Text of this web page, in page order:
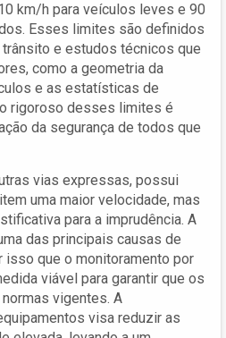
km/h para veículos leves e 90
Esses limites são definidos
e estudos técnicos que
como a geometria da
e as estatísticas de
rigoroso desses limites é
da segurança de todos que
vias expressas, possui
uma maior velocidade, mas
para a imprudência. A
das principais causas de
isso que o monitoramento por
viável para garantir que os
vigentes. A
visa reduzir as